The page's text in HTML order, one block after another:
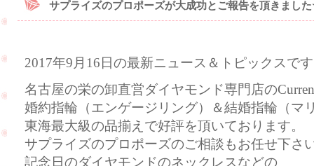
サプライズのプロポーズが大成功とご報告を頂きまし
2017年9月16日の最新ニュース＆トピックスで
名古屋の栄の卸直営ダイヤモンド専門店の
婚約指輪（エンゲージリング）＆結婚指輪（マ
東海最大級の品揃えで好評を頂いております。
サプライズのプロポーズのご相談もお任せ下さ
記念日のダイヤモンドのネックレスなどの